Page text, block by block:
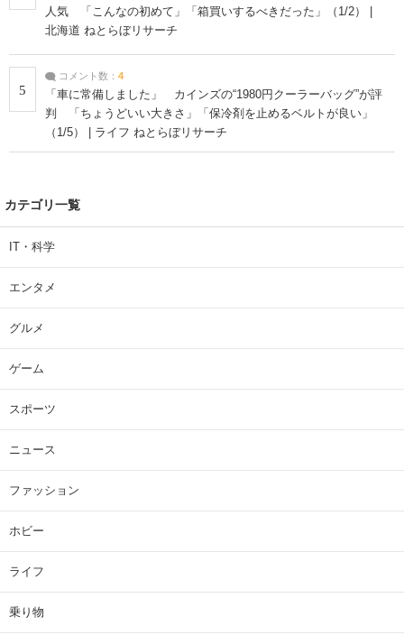
人気 「こんなの初めて」「箱買いするべきだった」（1/2） |
北海道 ねとらぼリサーチ
5
コメント数： 4
「車に常備しました」 カインズの“1980円クーラーバッグ”が評
判 「ちょうどいい大きさ」「保冷剤を止めるベルトが良い」
（1/5） | ライフ ねとらぼリサーチ
カテゴリ一覧
IT・科学
エンタメ
グルメ
ゲーム
スポーツ
ニュース
ファッション
ホビー
ライフ
乗り物